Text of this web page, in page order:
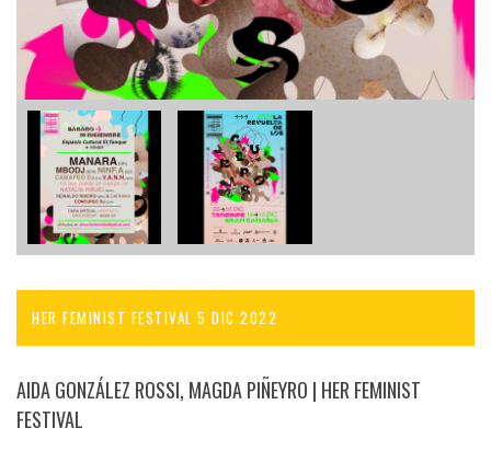
HER FEMINIST FESTIVAL 5 DIC 2022
AIDA GONZÁLEZ ROSSI, MAGDA PIÑEYRO | HER FEMINIST
FESTIVAL